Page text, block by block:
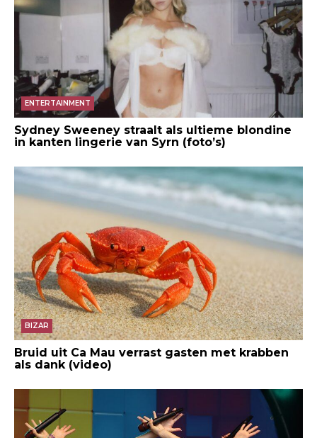
ENTERTAINMENT
Sydney Sweeney straalt als ultieme blondine
in kanten lingerie van Syrn (foto’s)
BIZAR
Bruid uit Ca Mau verrast gasten met krabben
als dank (video)